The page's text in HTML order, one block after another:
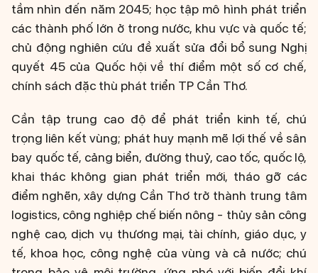
tầm nhìn đến năm 2045; học tập mô hình phát triển
các thành phố lớn ở trong nước, khu vực và quốc tế;
chủ động nghiên cứu đề xuất sửa đổi bổ sung Nghị
quyết 45 của Quốc hội về thí điểm một số cơ chế,
chính sách đặc thù phát triển TP Cần Thơ.
Cần tập trung cao độ để phát triển kinh tế, chú
trọng liên kết vùng; phát huy mạnh mẽ lợi thế về sân
bay quốc tế, cảng biển, đường thuỷ, cao tốc, quốc lộ,
khai thác không gian phát triển mới, tháo gỡ các
điểm nghẽn, xây dựng Cần Thơ trở thành trung tâm
logistics, công nghiệp chế biến nông - thủy sản công
nghệ cao, dịch vụ thương mại, tài chính, giáo dục, y
tế, khoa học, công nghệ của vùng và cả nước; chú